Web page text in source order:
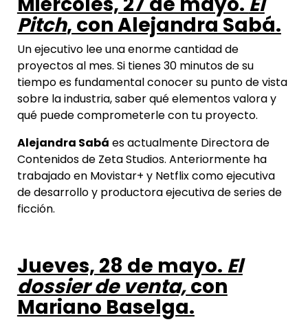
Pitch, con Alejandra Sabá.
Un ejecutivo lee una enorme cantidad de
proyectos al mes. Si tienes 30 minutos de su
tiempo es fundamental conocer su punto de vista
sobre la industria, saber qué elementos valora y
qué puede comprometerle con tu proyecto.
Alejandra Sabá es actualmente Directora de
Contenidos de Zeta Studios. Anteriormente ha
trabajado en Movistar+ y Netflix como ejecutiva
de desarrollo y productora ejecutiva de series de
ficción.
Jueves, 28 de mayo. El
dossier de venta,con
Mariano Baselga.